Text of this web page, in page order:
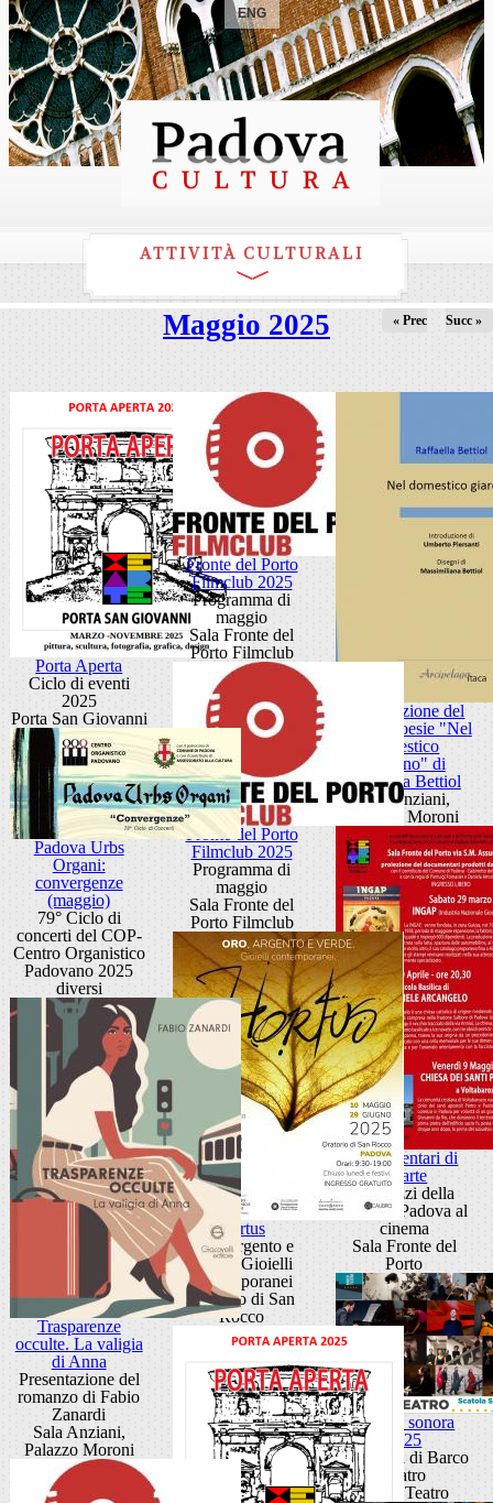
ENG
ATTIVITÀ CULTURALI
Maggio 2025 « Prec Succ »
Porta Aperta
Ciclo di eventi
2025
Porta San Giovanni
Fronte del Porto
Filmclub 2025
Programma di
maggio
Sala Fronte del
Porto Filmclub
Presentazione del
libro di poesie "Nel
domestico
giardino" di
Raffaella Bettiol
Sala Anziani,
Palazzo Moroni
Fronte del Porto
Filmclub 2025
Programma di
maggio
Sala Fronte del
Porto Filmclub
Padova Urbs
Organi:
convergenze
(maggio)
79° Ciclo di
concerti del COP-
Centro Organistico
Padovano 2025
diversi
Documentari di
Xearte
Tre pezzi della
storia di Padova al
cinema
Sala Fronte del
Porto
Hortus
Oro, Argento e
Verde. Gioielli
contemporanei
Oratorio di San
Rocco
Trasparenze
occulte. La valigia
di Anna
Presentazione del
romanzo di Fabio
Zanardi
Sala Anziani,
Palazzo Moroni
Scatola sonora
2025
I concerti di Barco
Teatro
Barco Teatro